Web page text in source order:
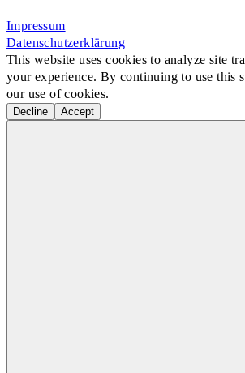
Impressum
Datenschutzerklärung
This website uses cookies to analyze site
your experience. By continuing to use this
our use of cookies.
Decline Accept